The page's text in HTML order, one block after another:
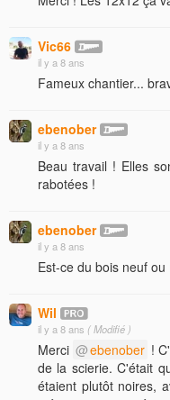
Vic66
il y a 8 ans
Fameux chantier...
ebenober
il y a 8 ans
Beau travail ! Elles
rabotées !
ebenober
il y a 8 ans
Est-ce du bois neuf
Wil
il y a 8 ans ( Modifié )
Merci ebenober !
de la scierie. C'était
étaient plutôt noires,